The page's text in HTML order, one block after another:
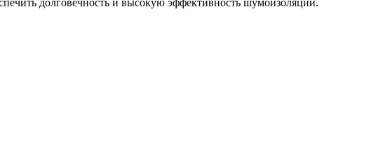
долговечность и высокую эффективность шумоизоляции.